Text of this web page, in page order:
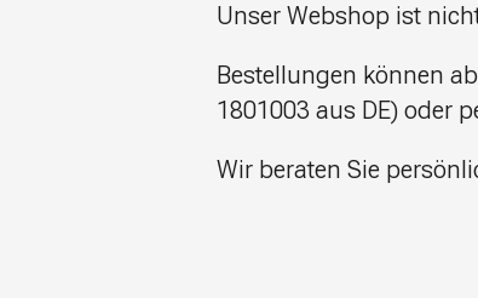
Unser Webshop ist
Bestellungen können
1801003 aus DE) oder
Wir beraten Sie